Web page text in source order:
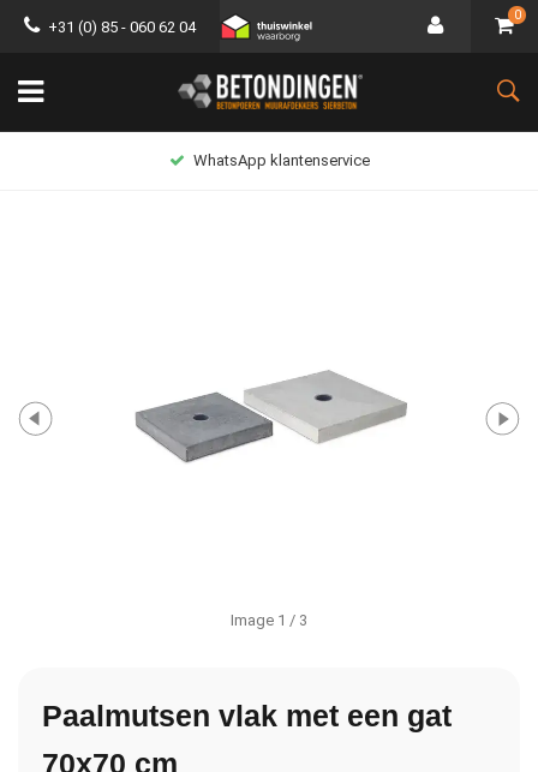
+31 (0) 85 - 060 62 04
0
WhatsApp klantenservice
Image 1 / 3
Paalmutsen vlak met een gat
70x70 cm